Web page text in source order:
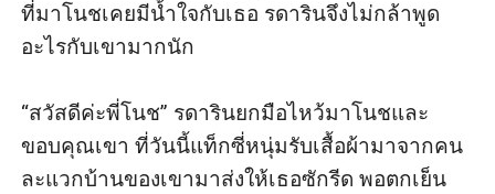
ที่มาโนชเคยมีน้ำใจกับเธอ รดารินจึงไม่กล้าพูด
อะไรกับเขามากนัก
“สวัสดีค่ะพี่โนช” รดารินยกมือไหว้มาโนชและ
ขอบคุณเขา ที่วันนี้แท็กซี่หนุ่มรับเสื้อผ้ามาจากคน
ละแวกบ้านของเขามาส่งให้เธอซักรีด พอตกเย็น